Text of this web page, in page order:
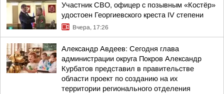
Участник СВО, офицер с позывным «Костёр»
удостоен Георгиевского креста IV степени
Вчера, 17:26
Александр Авдеев: Сегодня глава
администрации округа Покров Александр
Курбатов представил в правительстве
области проект по созданию на их
территории регионального отделения